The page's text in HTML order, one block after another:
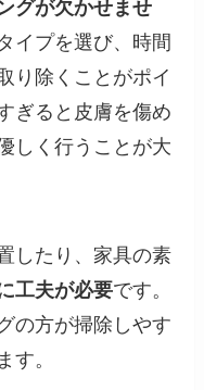
グが欠かせませ
イプを選び、時間
り除くことがポイ
ぎると皮膚を傷め
しく行うことが大
したり、家具の素
工夫が必要です。
の方が掃除しやす
す。